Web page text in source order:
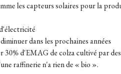
les capteurs solaires pour la
dans les prochaines années
30% d'EMAG de colza cultivé par
raffinerie n'a rien de « bio ».